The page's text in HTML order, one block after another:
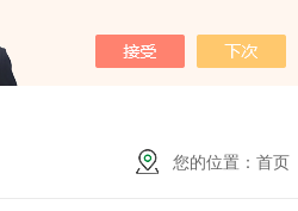
您的位置： 首页